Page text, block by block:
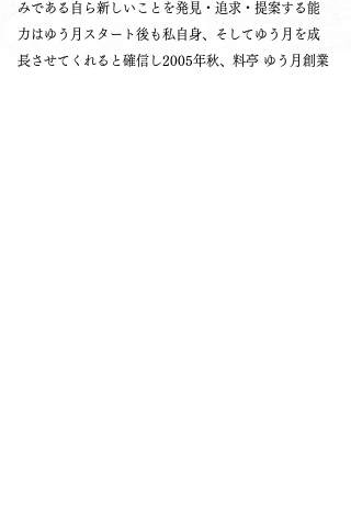
みである自ら新しいことを発見・追求・提案する能
力はゆう月スタート後も私自身、そしてゆう月を成
長させてくれると確信し2005年秋、料亭 ゆう月創業